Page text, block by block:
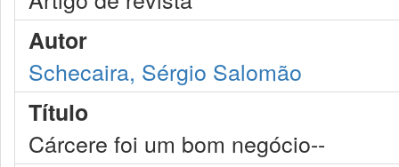
Autor
Schecaira, Sérgio Salomão
Título
Cárcere foi um bom negócio--